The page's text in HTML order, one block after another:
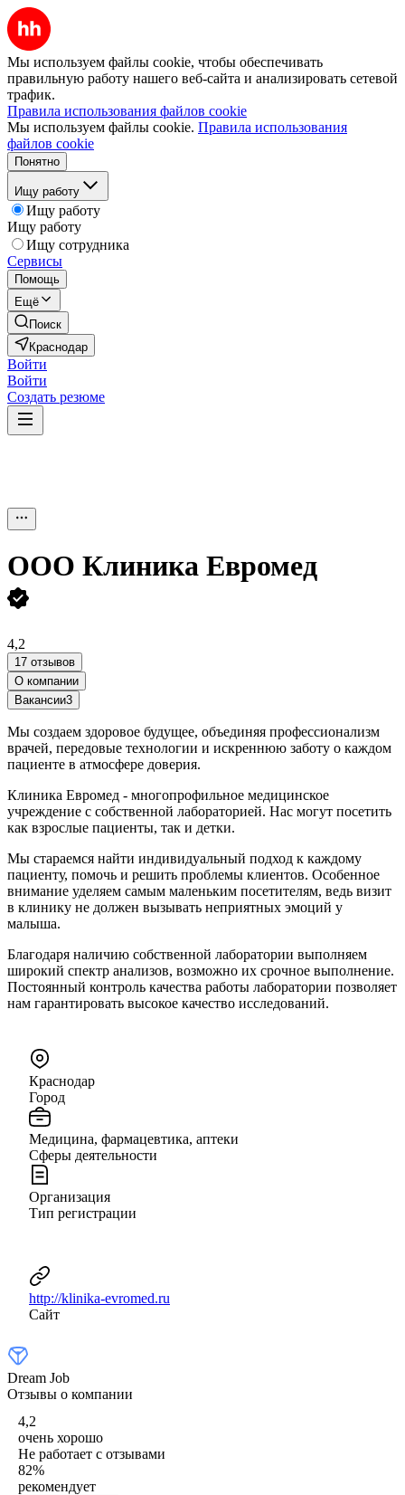
Мы используем файлы cookie, чтобы обеспечивать
правильную работу нашего веб-сайта и анализировать сетевой
трафик.
Правила использования файлов cookie
Мы используем файлы cookie. Правила использования
файлов cookie
Понятно
Ищу работу
Ищу работу
Ищу работу
Ищу сотрудника
Сервисы
Помощь
Ещё
Поиск
Краснодар
Войти
Войти
Создать резюме
ООО Клиника Евромед
4,2
17 отзывов
О компании
Вакансии3
Мы создаем здоровое будущее, объединяя профессионализм
врачей, передовые технологии и искреннюю заботу о каждом
пациенте в атмосфере доверия.
Клиника Евромед - многопрофильное медицинское
учреждение с собственной лабораторией. Нас могут посетить
как взрослые пациенты, так и детки.
Мы стараемся найти индивидуальный подход к каждому
пациенту, помочь и решить проблемы клиентов. Особенное
внимание уделяем самым маленьким посетителям, ведь визит
в клинику не должен вызывать неприятных эмоций у
малыша.
Благодаря наличию собственной лаборатории выполняем
широкий спектр анализов, возможно их срочное выполнение.
Постоянный контроль качества работы лаборатории позволяет
нам гарантировать высокое качество исследований.
Краснодар
Город
Медицина, фармацевтика, аптеки
Сферы деятельности
Организация
Тип регистрации
http://klinika-evromed.ru
Сайт
Dream Job
Отзывы о компании
4,2
очень хорошо
Не работает с отзывами
82%
рекомендует